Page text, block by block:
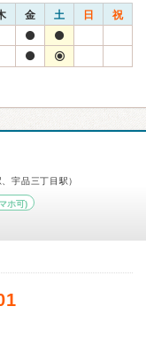
金 土 日 祝
宇品三丁目駅）
ホ可)